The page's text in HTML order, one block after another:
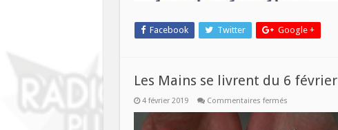
Facebook Twitter Google +
Les Mains se livrent du 6 février
4 février 2019 Commentaires ferméssur